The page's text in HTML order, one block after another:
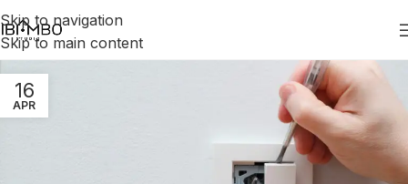
Skip to navigation
Skip to main content
16
APR